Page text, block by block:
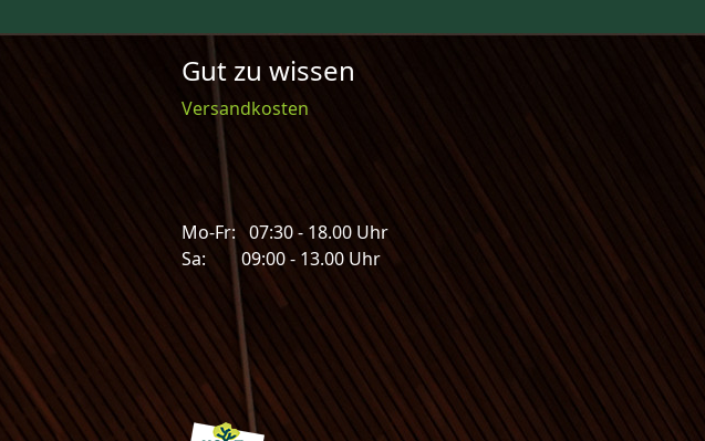
Gut zu wissen
Versandkosten
Mo-Fr: 07:30 - 18.00 Uhr
Sa: 09:00 - 13.00 Uhr